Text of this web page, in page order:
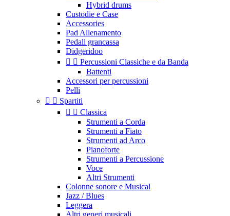
Hybrid drums
Custodie e Case
Accessories
Pad Allenamento
Pedali grancassa
Didgeridoo
  Percussioni Classiche e da Banda
Battenti
Accessori per percussioni
Pelli
  Spartiti
  Classica
Strumenti a Corda
Strumenti a Fiato
Strumenti ad Arco
Pianoforte
Strumenti a Percussione
Voce
Altri Strumenti
Colonne sonore e Musical
Jazz / Blues
Leggera
Altri generi musicali